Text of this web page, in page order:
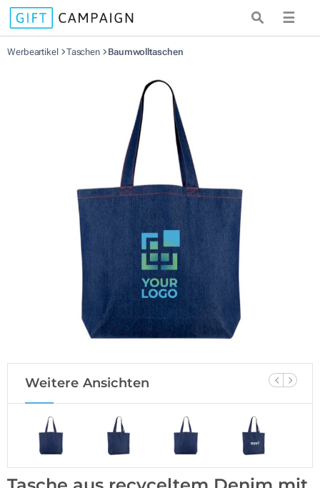
☰
Werbeartikel Taschen Baumwolltaschen
Weitere Ansichten